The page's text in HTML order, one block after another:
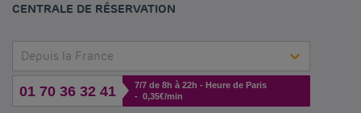
CENTRALE DE RÉSERVATION
Depuis la France
01 70 36 32 41
7/7 de 8h à 22h - Heure de Paris
- 0,35€/min